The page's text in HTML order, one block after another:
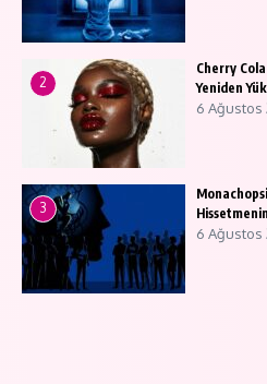
2
Cherry
Yeniden
6 Ağustos
3
6 Ağustos